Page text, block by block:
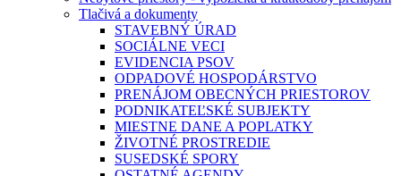
Tlačivá a dokumenty
STAVEBNÝ ÚRAD
SOCIÁLNE VECI
EVIDENCIA PSOV
ODPADOVÉ HOSPODÁRSTVO
PRENÁJOM OBECNÝCH PRIESTOROV
PODNIKATEĽSKÉ SUBJEKTY
MIESTNE DANE A POPLATKY
ŽIVOTNÉ PROSTREDIE
SUSEDSKÉ SPORY